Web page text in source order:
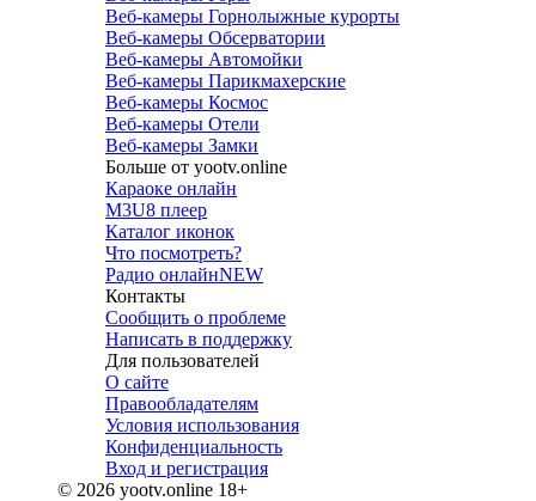
Веб-камеры Горнолыжные курорты
Веб-камеры Обсерватории
Веб-камеры Автомойки
Веб-камеры Парикмахерские
Веб-камеры Космос
Веб-камеры Отели
Веб-камеры Замки
Больше от yootv.online
Караоке онлайн
M3U8 плеер
Каталог иконок
Что посмотреть?
Радио онлайнNEW
Контакты
Сообщить о проблеме
Написать в поддержку
Для пользователей
О сайте
Правообладателям
Условия использования
Конфиденциальность
Вход и регистрация
© 2026 yootv.online 18+